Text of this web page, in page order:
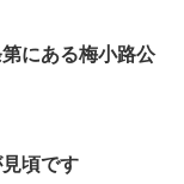
にある梅小路公
頃です